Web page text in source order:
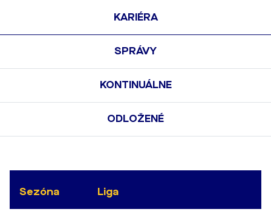
KARIÉRA
SPRÁVY
KONTINUÁLNE
ODLOŽENÉ
Sezóna Liga